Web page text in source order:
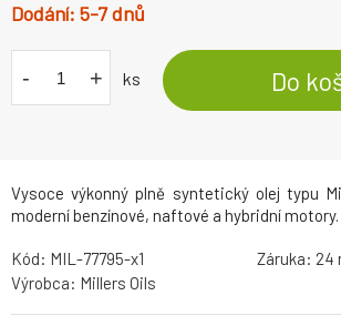
Vysoce výkonný plně syntetický olej typu
moderní benzínové, naftové a hybridní motory.
5-7 dnů
- + ks Do
Kód: MIL-77795-x1 Záruka: 24
Výrobca: Millers Oils